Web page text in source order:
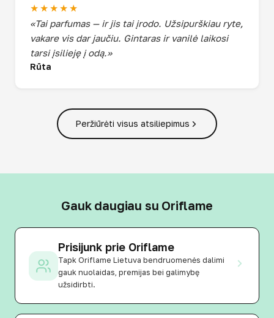
★★★★★
«Tai parfumas — ir jis tai įrodo. Užsipurškiau ryte,
vakare vis dar jaučiu. Gintaras ir vanilė laikosi
tarsi įsilieję į odą.»
Rūta
Peržiūrėti visus atsiliepimus
Gauk daugiau su Oriflame
Prisijunk prie Oriflame
Tapk Oriflame Lietuva bendruomenės dalimi
gauk nuolaidas, premijas bei galimybę
užsidirbti.